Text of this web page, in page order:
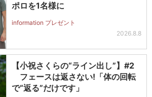
ポロを1名様に
information プレゼント
2026.8.8
【小祝さくらの“ライン出し”】#2
フェースは返さない!「体の回転
で“返る”だけです」